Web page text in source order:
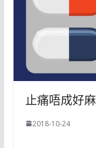
止痛唔成好麻
2018-10-24